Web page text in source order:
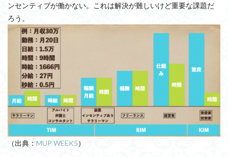
ンセンティブが働かない。これは解決が難しいけど重要な課題だ
ろう。
（出典： MUP WEEK5）